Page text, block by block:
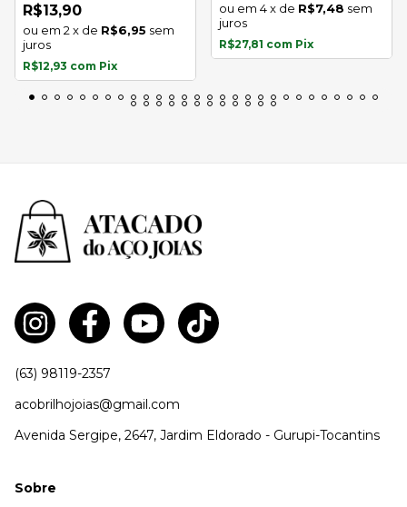
R$13,90
2 x de R$6,95 sem
juros
R$12,93 com Pix
4x de R$7,48 sem
juros
R$27,81 com Pix
(63) 98119-2357
acobrilhojoias@gmail.com
Avenida Sergipe, 2647, Jardim Eldorado - Gurupi-Tocantins
Sobre